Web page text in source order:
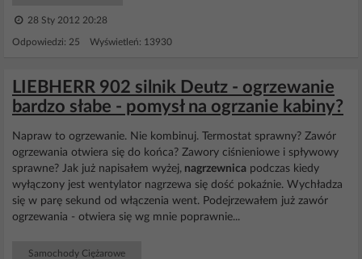
28 Sty 2012 20:28
Odpowiedzi: 25 Wyświetleń: 13930
LIEBHERR 902 silnik Deutz - ogrzewanie
bardzo słabe - pomysł na ogrzanie kabiny?
Napraw to ogrzewanie. Nie kombinuj. Termostat sprawny? Zawór
ogrzewania otwiera się do końca? Zawory ciśnieniowe i spływowy
sprawne? Jak już napisałem wyżej, nagrzewnica podczas kiedy
wyłączony jest wentylator nagrzewa się dość pokaźnie. Wychładza
się w parę sekund od włączenia went. Podejrzewałem już zawór
ogrzewania - otwiera się wg mnie poprawnie...
Samochody Ciężarowe